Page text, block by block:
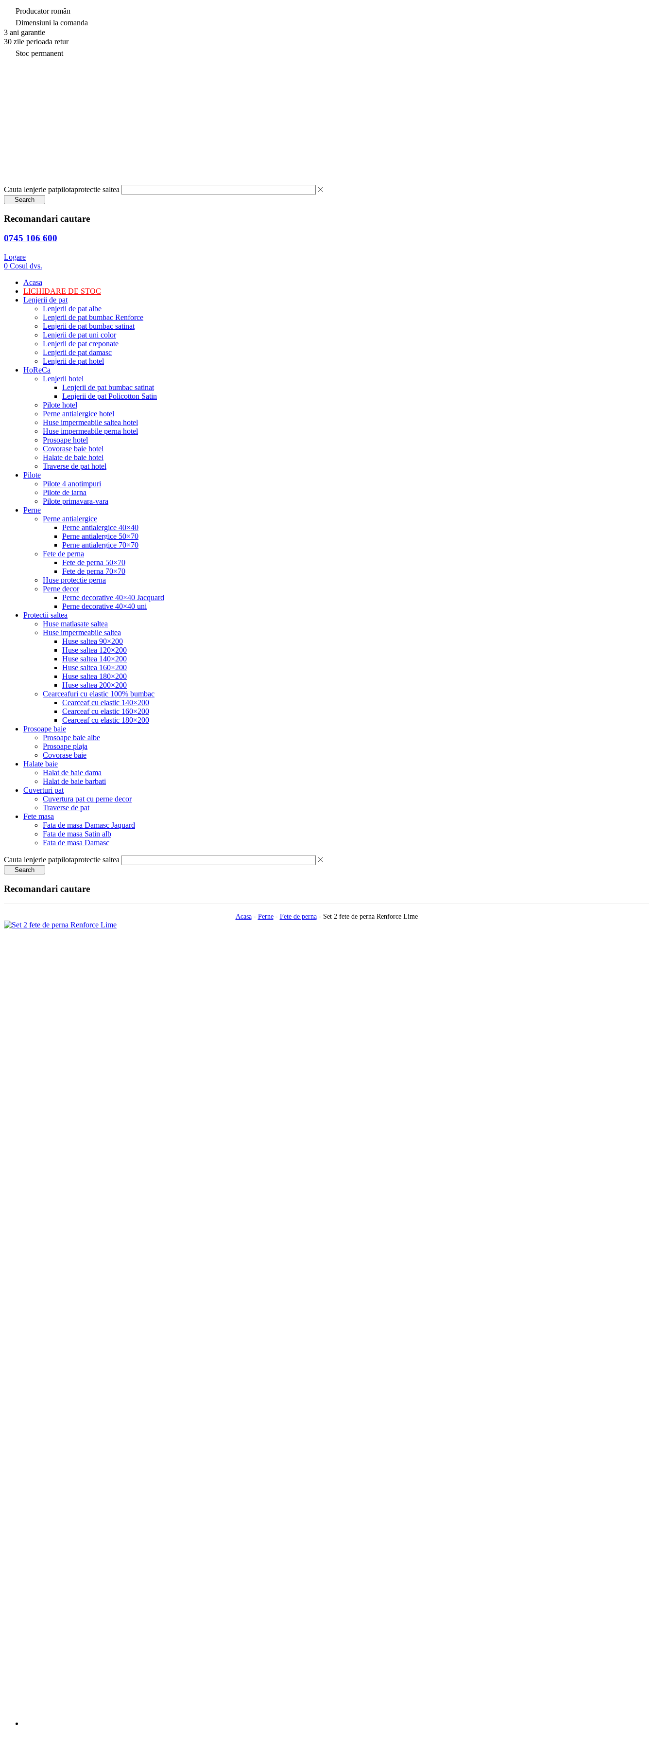
Producator român
Dimensiuni la comanda
3 ani garantie
30 zile perioada retur
Stoc permanent
Cauta lenjerie patpilotaprotectie saltea
Search
Recomandari cautare
0745 106 600
Logare
0 Cosul dvs.
Acasa
LICHIDARE DE STOC
Lenjerii de pat
Lenjerii de pat albe
Lenjerii de pat bumbac Renforce
Lenjerii de pat bumbac satinat
Lenjerii de pat uni color
Lenjerii de pat creponate
Lenjerii de pat damasc
Lenjerii de pat hotel
HoReCa
Lenjerii hotel
Lenjerii de pat bumbac satinat
Lenjerii de pat Policotton Satin
Pilote hotel
Perne antialergice hotel
Huse impermeabile saltea hotel
Huse impermeabile perna hotel
Prosoape hotel
Covorase baie hotel
Halate de baie hotel
Traverse de pat hotel
Pilote
Pilote 4 anotimpuri
Pilote de iarna
Pilote primavara-vara
Perne
Perne antialergice
Perne antialergice 40×40
Perne antialergice 50×70
Perne antialergice 70×70
Fete de perna
Fete de perna 50×70
Fete de perna 70×70
Huse protectie perna
Perne decor
Perne decorative 40×40 Jacquard
Perne decorative 40×40 uni
Protectii saltea
Huse matlasate saltea
Huse impermeabile saltea
Huse saltea 90×200
Huse saltea 120×200
Huse saltea 140×200
Huse saltea 160×200
Huse saltea 180×200
Huse saltea 200×200
Cearceafuri cu elastic 100% bumbac
Cearceaf cu elastic 140×200
Cearceaf cu elastic 160×200
Cearceaf cu elastic 180×200
Prosoape baie
Prosoape baie albe
Prosoape plaja
Covorase baie
Halate baie
Halat de baie dama
Halat de baie barbati
Cuverturi pat
Cuvertura pat cu perne decor
Traverse de pat
Fete masa
Fata de masa Damasc Jaquard
Fata de masa Satin alb
Fata de masa Damasc
Cauta lenjerie patpilotaprotectie saltea
Search
Recomandari cautare
Acasa- Perne- Fete de perna- Set 2 fete de perna Renforce Lime